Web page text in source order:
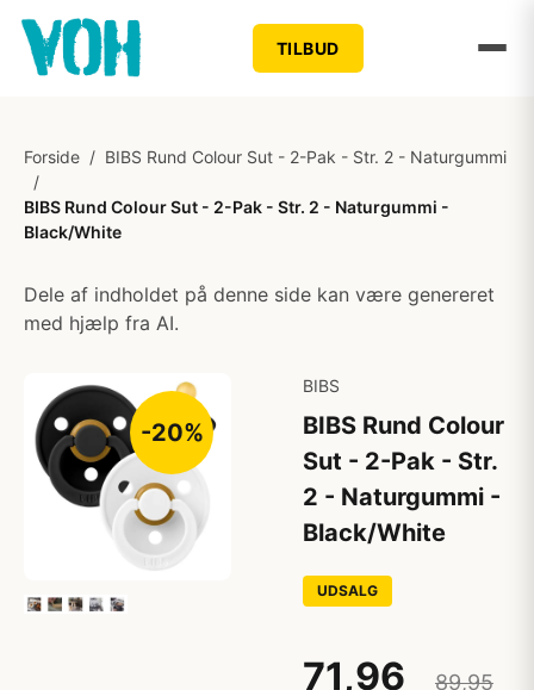
TILBUD
Forside / BIBS Rund Colour Sut - 2-Pak - Str. 2 - Naturgummi
/
BIBS Rund Colour Sut - 2-Pak - Str. 2 - Naturgummi -
Black/White
Dele af indholdet på denne side kan være genereret
med hjælp fra AI.
-20%
BIBS
BIBS Rund Colour
Sut - 2-Pak - Str.
2 - Naturgummi -
Black/White
UDSALG
71,96
89,95